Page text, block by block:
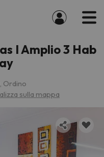
I Amplio 3 Hab
Ordino
sulla mappa